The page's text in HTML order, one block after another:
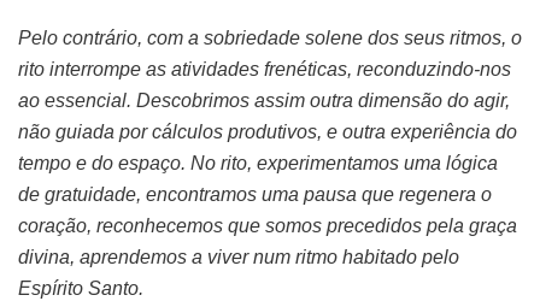
Pelo contrário, com a sobriedade solene dos seus ritmos, o
rito interrompe as atividades frenéticas, reconduzindo-nos
ao essencial. Descobrimos assim outra dimensão do agir,
não guiada por cálculos produtivos, e outra experiência do
tempo e do espaço. No rito, experimentamos uma lógica
de gratuidade, encontramos uma pausa que regenera o
coração, reconhecemos que somos precedidos pela graça
divina, aprendemos a viver num ritmo habitado pelo
Espírito Santo.